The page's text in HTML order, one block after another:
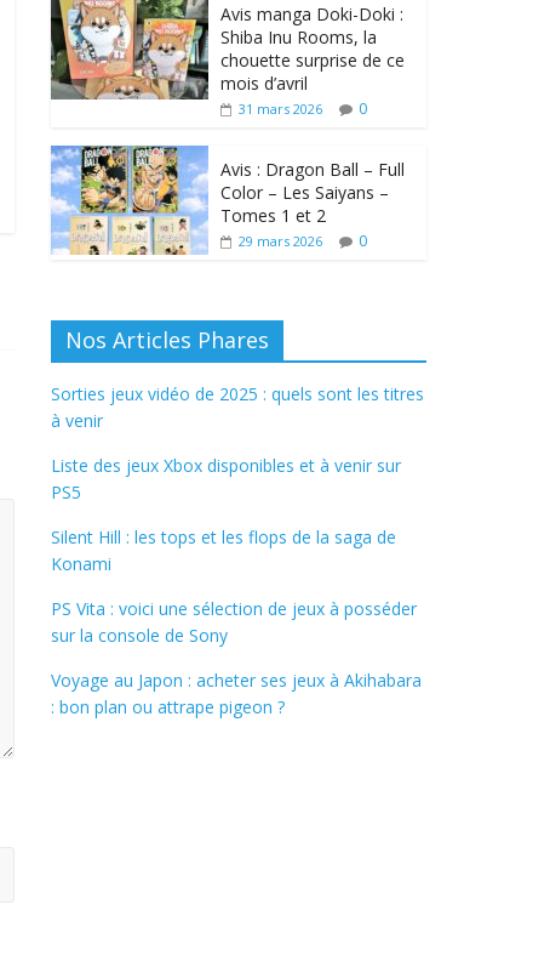
Avis manga Doki-Doki :
Shiba Inu Rooms, la
chouette surprise de ce
mois d’avril
31 mars 2026 0
Avis : Dragon Ball – Full
Color – Les Saiyans –
Tomes 1 et 2
29 mars 2026 0
Nos Articles Phares
Sorties jeux vidéo de 2025 : quels sont les titres
à venir
Liste des jeux Xbox disponibles et à venir sur
PS5
Silent Hill : les tops et les flops de la saga de
Konami
PS Vita : voici une sélection de jeux à posséder
sur la console de Sony
Voyage au Japon : acheter ses jeux à Akihabara
: bon plan ou attrape pigeon ?